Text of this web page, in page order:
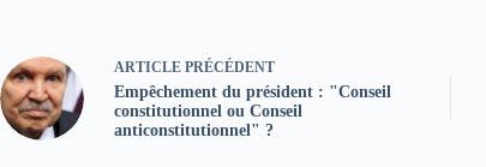
ARTICLE PRÉCÉDENT
Empêchement du président : "Conseil
constitutionnel ou Conseil
anticonstitutionnel" ?